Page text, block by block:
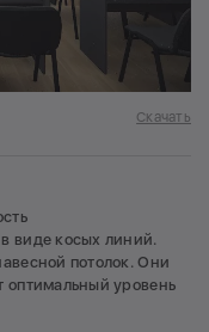
Скачать
виде косых линий.
потолок. Они
оптимальный уровень